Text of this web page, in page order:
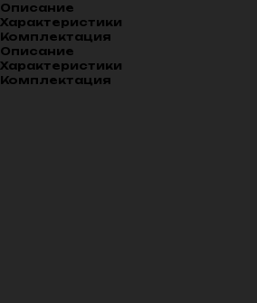
Описание
Характеристики
Комплектация
Описание
Характеристики
Комплектация